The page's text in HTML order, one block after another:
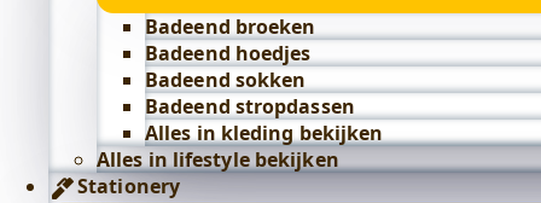
Badeend broeken
Badeend hoedjes
Badeend sokken
Badeend stropdassen
Alles in kleding bekijken
Alles in lifestyle bekijken
Stationery